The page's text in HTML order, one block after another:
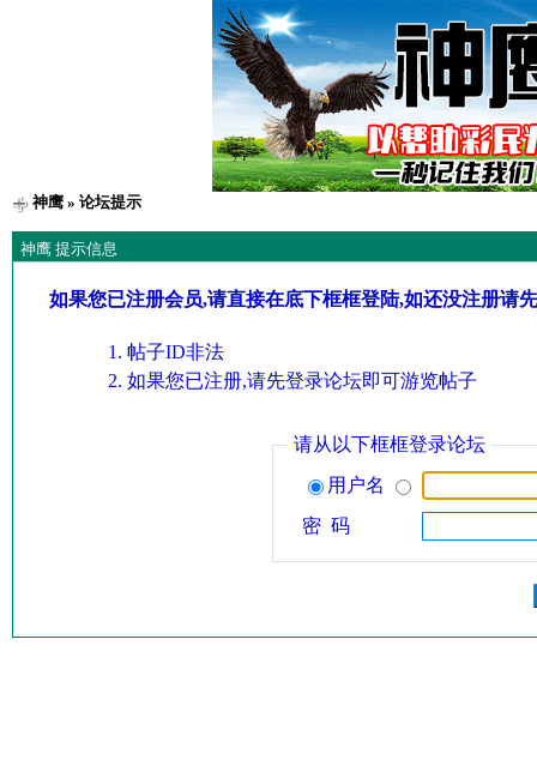
神鹰» 论坛提示
神鹰 提示信息
如果您已注册会员,请直接在底下框框登陆,如还没注册请
帖子ID非法
如果您已注册,请先登录论坛即可游览帖子
请从以下框框登录论坛
用户名
密 码